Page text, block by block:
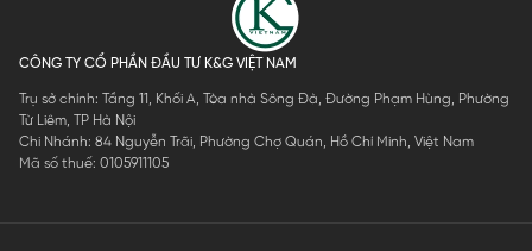
CÔNG TY CỔ PHẦN ĐẦU TƯ K&G VIỆT NAM
Trụ sở chính: Tầng 11, Khối A, Tòa nhà Sông Đà, Đường Phạm Hùng, Phường
Từ Liêm, TP Hà Nội
Chi Nhánh: 84 Nguyễn Trãi, Phường Chợ Quán, Hồ Chí Minh, Việt Nam
Mã số thuế: 0105911105